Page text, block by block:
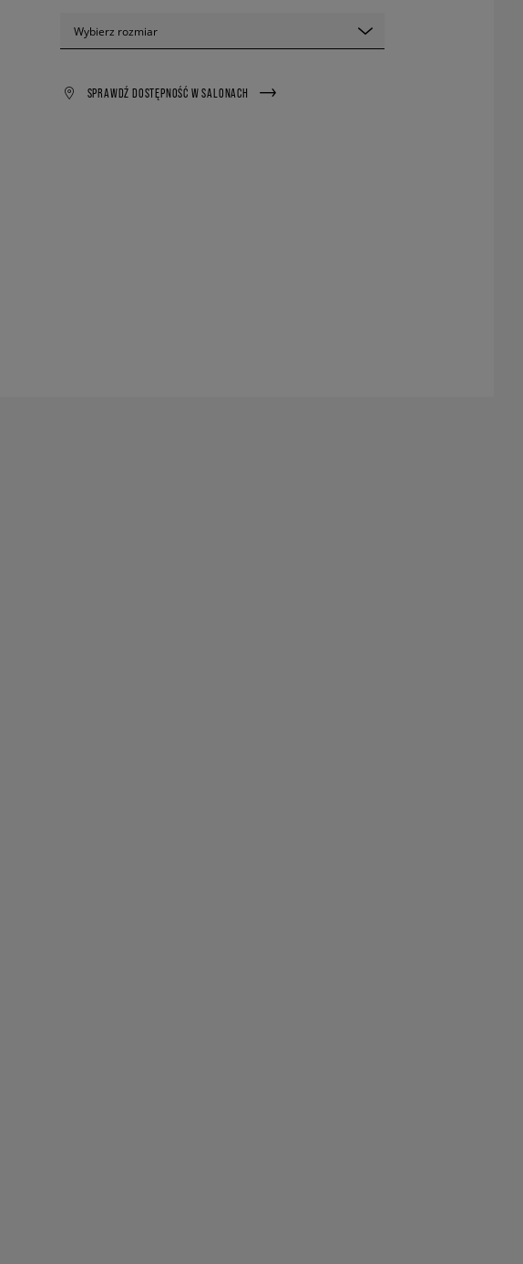
Wybierz rozmiar
SPRAWDŹ DOSTĘPNOŚĆ W SALONACH